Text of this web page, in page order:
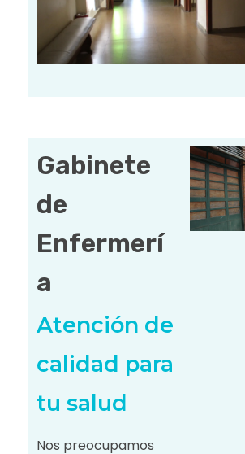
Gabinete
de
Enfermerí
a
Atención de
calidad para
tu salud
Nos preocupamos